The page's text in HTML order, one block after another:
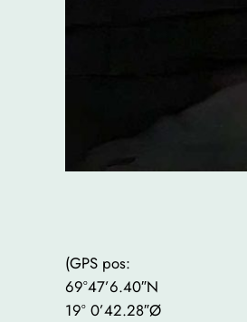
(GPS pos:
69°47’6.40″N
19° 0’42.28″Ø